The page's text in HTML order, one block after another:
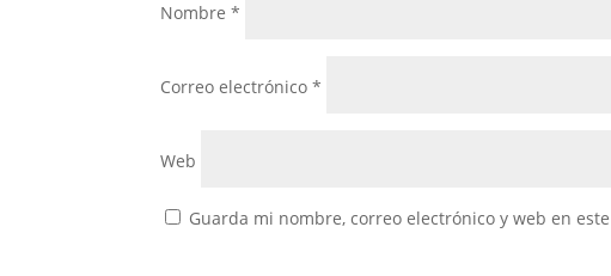
Nombre*
Correo electrónico*
Web
Guarda mi nombre, correo electrónico y web en